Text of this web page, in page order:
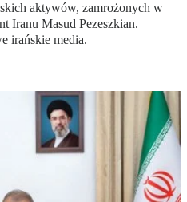
aktywów, zamrożonych w
Iranu Masud Pezeszkian.
irańskie media.